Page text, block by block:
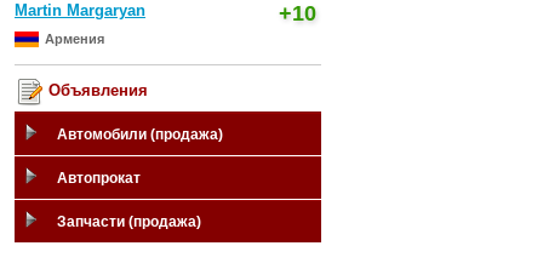
Martin Margaryan +10
Армения
Объявления
Автомобили (продажа)
Автопрокат
Запчасти (продажа)